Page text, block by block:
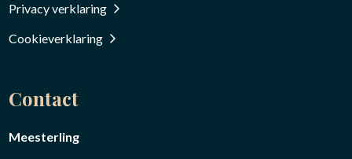
Privacy verklaring
Cookieverklaring
Contact
Meesterling